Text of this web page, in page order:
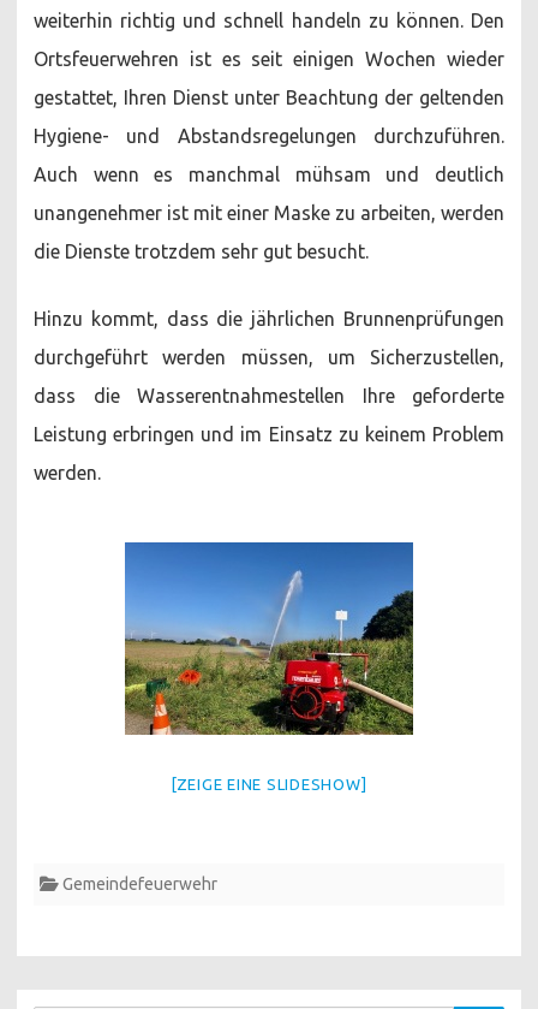
weiterhin richtig und schnell handeln zu können. Den
Ortsfeuerwehren ist es seit einigen Wochen wieder
gestattet, Ihren Dienst unter Beachtung der geltenden
Hygiene- und Abstandsregelungen durchzuführen.
Auch wenn es manchmal mühsam und deutlich
unangenehmer ist mit einer Maske zu arbeiten, werden
die Dienste trotzdem sehr gut besucht.
Hinzu kommt, dass die jährlichen Brunnenprüfungen
durchgeführt werden müssen, um Sicherzustellen,
dass die Wasserentnahmestellen Ihre geforderte
Leistung erbringen und im Einsatz zu keinem Problem
werden.
[ZEIGE EINE SLIDESHOW]
Gemeindefeuerwehr